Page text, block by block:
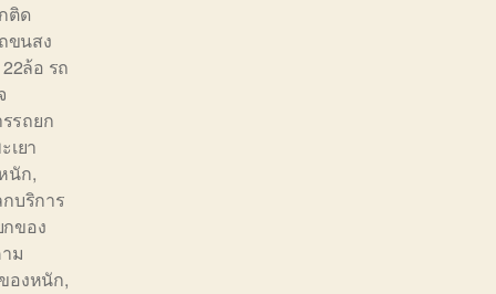
ติด
ขนสง
ล้อ รถ
รถยก
เยา
นัก,
บริการ
ของ
ม
องหนัก,